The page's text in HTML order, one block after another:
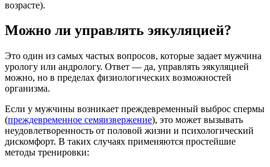
возрасте).
Можно ли управлять эякуляцией?
Это один из самых частых вопросов, которые задает мужчина
урологу или андрологу. Ответ — да, управлять эякуляцией
можно, но в пределах физиологических возможностей
организма.
Если у мужчины возникает преждевременный выброс спермы
(преждевременное семяизвержение), это может вызывать
неудовлетворенность от половой жизни и психологический
дискомфорт. В таких случаях применяются простейшие
методы тренировки: